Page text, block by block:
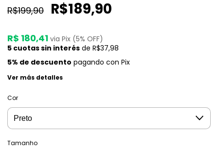
R$199,90 R$189,90
R$ 180,41 via Pix (5% OFF)
5 cuotas sin interés de R$37,98
5% de descuento pagando con Pix
Ver más detalles
Cor
Tamanho